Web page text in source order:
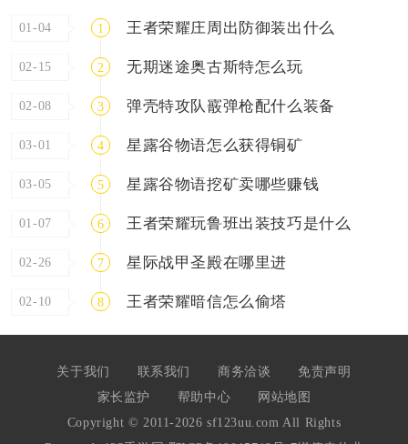
01-04 1 王者荣耀庄周出防御装出什么
02-15 2 无期迷途奥古斯特怎么玩
02-08 3 弹壳特攻队霰弹枪配什么装备
03-01 4 星露谷物语怎么获得铜矿
03-05 5 星露谷物语挖矿卖哪些赚钱
01-07 6 王者荣耀玩鲁班出装技巧是什么
02-26 7 星际战甲圣殿在哪里进
02-10 8 王者荣耀暗信怎么偷塔
关于我们 联系我们 商务洽谈
免责声明
家长监护
帮助中心
网站地图
Copyright © 2011-2026 sf123uu.com All Rights